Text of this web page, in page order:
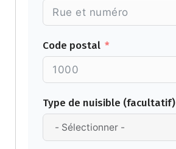
Code postal
Type de nuisible (facultatif)